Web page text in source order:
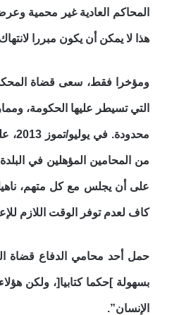
المحاكم العادية غير محمية
هذا لا يمكن أن يكون مبررا
ومؤخرا فقط، سعى قضاة
التي تسيطر عليها الحكومة،
من المحامين المؤهلين في
على أن يجلس مع كل متهم،
كاف لعدم توفر الوقت اللازم
حمل أحد محامي الدفاع قضاة
بسهولة ]حكما كتابيا[، ولكن
الإنسان”.